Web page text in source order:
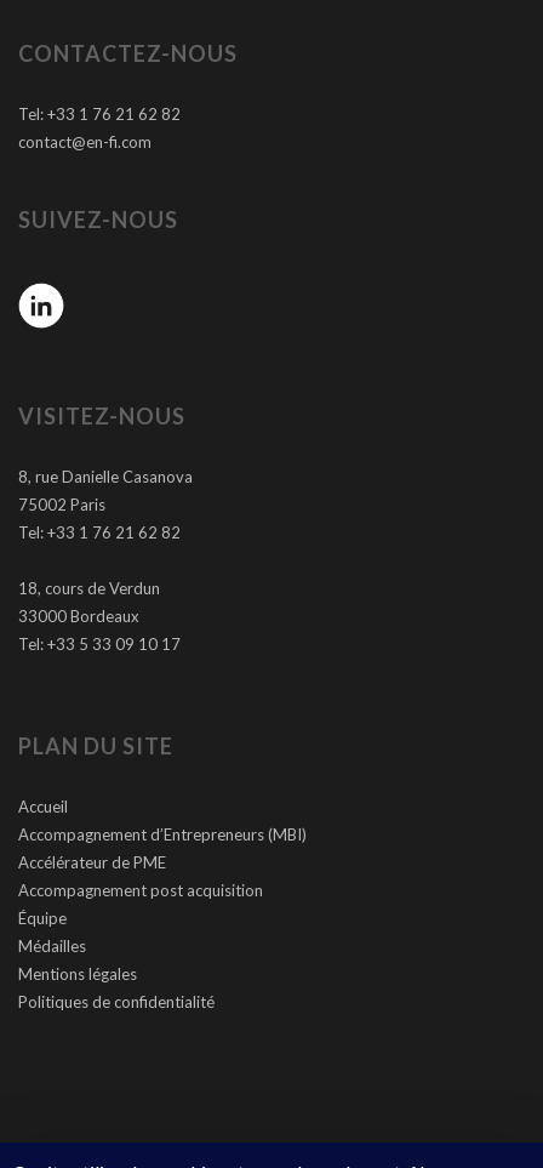
CONTACTEZ-NOUS
Tel: +33 1 76 21 62 82
contact@en-fi.com
SUIVEZ-NOUS
VISITEZ-NOUS
8, rue Danielle Casanova
75002 Paris
Tel: +33 1 76 21 62 82
18, cours de Verdun
33000 Bordeaux
Tel: +33 5 33 09 10 17
PLAN DU SITE
Accueil
Accompagnement d’Entrepreneurs (MBI)
Accélérateur de PME
Accompagnement post acquisition
Équipe
Médailles
Mentions légales
Politiques de confidentialité